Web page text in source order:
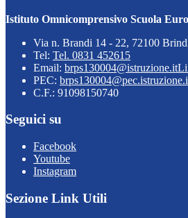
Istituto Omnicomprensivo Scuola
Via n. Brandi 14 - 22, 72100
Tel: Tel. 0831 452615
Email: brps130004@istruzione.it
PEC:
C.F.: 91098150740
Seguici su
Facebook
Youtube
Instagram
Sezione Link Utili